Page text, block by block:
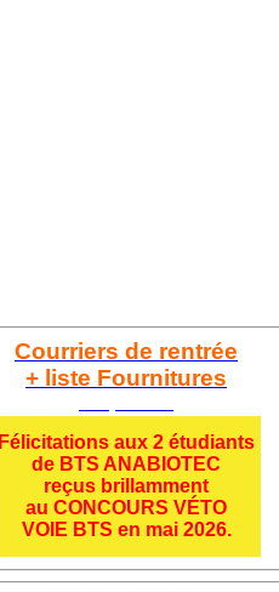
Courriers de rentrée
+ liste Fournitures
Félicitations aux 2 étudiants
de BTS ANABIOTEC
reçus brillamment
au CONCOURS VÉTO
VOIE BTS en mai 2026.